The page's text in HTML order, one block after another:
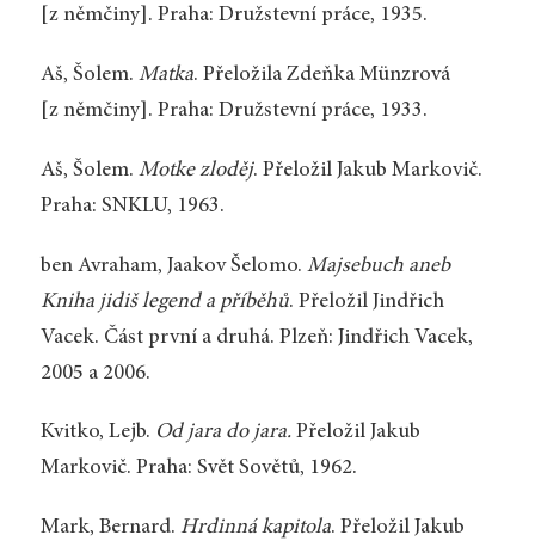
[z němčiny]. Praha: Družstevní práce, 1935.
Aš, Šolem. Matka. Přeložila Zdeňka Münzrová
[z němčiny]. Praha: Družstevní práce, 1933.
Aš, Šolem. Motke zloděj. Přeložil Jakub Markovič.
Praha: SNKLU, 1963.
ben Avraham, Jaakov Šelomo. Majsebuch aneb
Kniha jidiš legend a příběhů. Přeložil Jindřich
Vacek. Část první a druhá. Plzeň: Jindřich Vacek,
2005 a 2006.
Kvitko, Lejb. Od jara do jara. Přeložil Jakub
Markovič. Praha: Svět Sovětů, 1962.
Mark, Bernard. Hrdinná kapitola. Přeložil Jakub